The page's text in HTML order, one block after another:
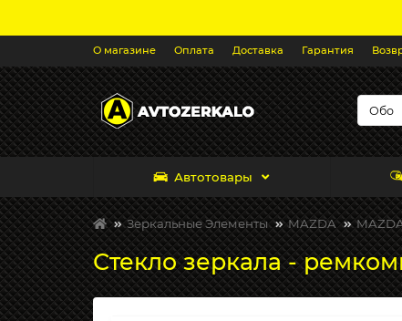
О магазине Оплата Доставка Гарантия
Автотовары
Зеркальные Элементы MAZDA
Стекло зеркала -